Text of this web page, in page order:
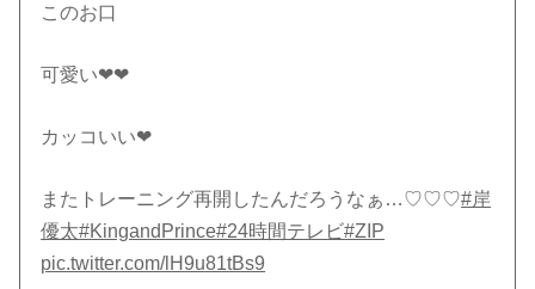
このお口
可愛い❤❤
カッコいい❤
またトレーニング再開したんだろうなぁ…♡♡♡#岸
優太#KingandPrince#24時間テレビ#ZIP
pic.twitter.com/lH9u81tBs9